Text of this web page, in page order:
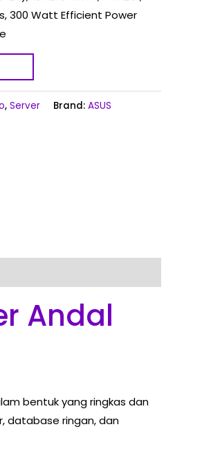
300 Watt Efficient Power
, Server Brand: ASUS
Andal
bentuk yang ringkas dan
database ringan, dan